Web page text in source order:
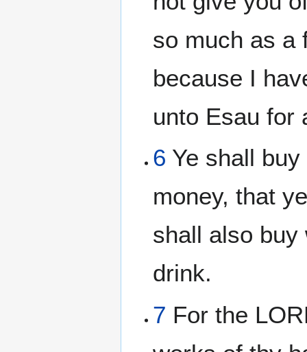
so much as a
because I
unto Esau for
6 Ye shall
money, that
shall also buy
drink.
7 For the